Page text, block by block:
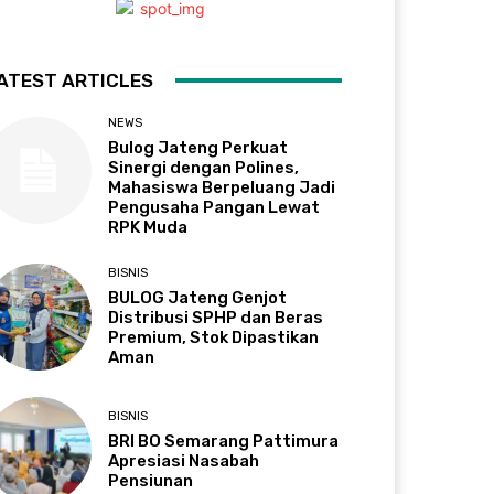
ARTICLES
NEWS
Bulog Jateng Perkuat
Sinergi dengan Polines,
Mahasiswa Berpeluang Jadi
Pengusaha Pangan Lewat
RPK Muda
BISNIS
BULOG Jateng Genjot
Distribusi SPHP dan Beras
Premium, Stok Dipastikan
Aman
BISNIS
BRI BO Semarang Pattimura
Apresiasi Nasabah
Pensiunan